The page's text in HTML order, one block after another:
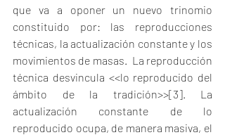
que va a oponer un nuevo trinomio
constituido por: las reproducciones
técnicas, la actualización constante y los
movimientos de masas.  La reproducción
técnica desvincula <<lo reproducido del
ámbito de la tradición>>[3]. La
actualización constante de lo
reproducido ocupa, de manera masiva, el